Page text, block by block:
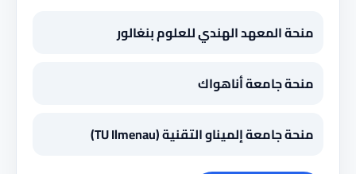
منحة المعهد الهندي للعلوم بنغالور
منحة جامعة أناهواك
منحة جامعة إلميناو التقنية (TU Ilmenau)